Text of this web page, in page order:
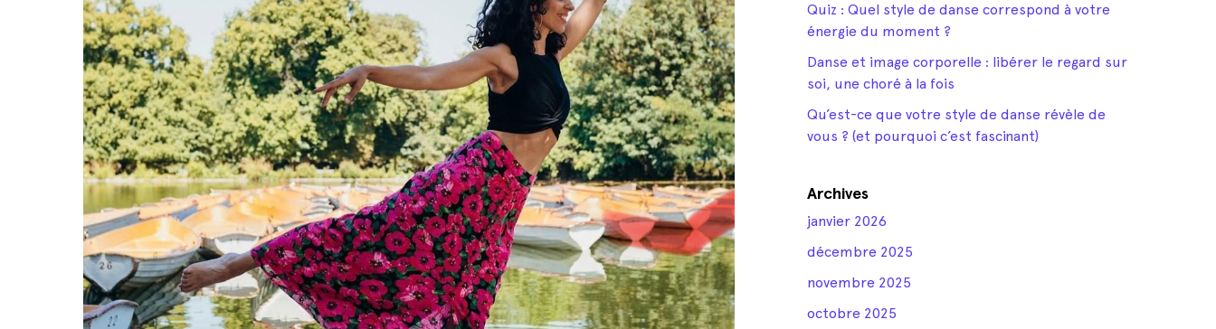
Quiz : Quel style de danse correspond à votre
énergie du moment ?
Danse et image corporelle : libérer le regard sur
soi, une choré à la fois
Qu’est-ce que votre style de danse révèle de
vous ? (et pourquoi c’est fascinant)
Archives
janvier 2026
décembre 2025
novembre 2025
octobre 2025